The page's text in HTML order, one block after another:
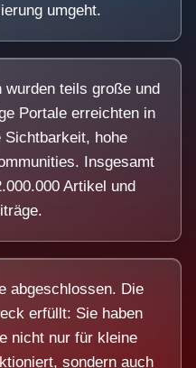
umgeht.
wurden teils große und
Portale erreichten in
hohe
Insgesamt
Artikel und
abgeschlossen. Die
erfüllt: Sie haben
nicht nur für kleine
sondern auch